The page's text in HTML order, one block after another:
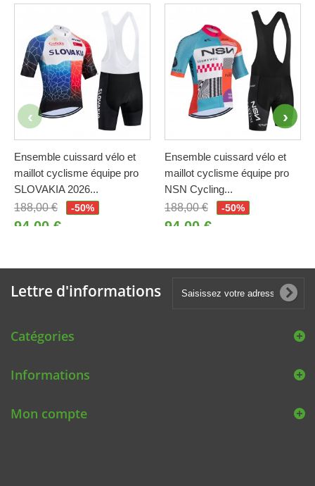
Ensemble cuissard vélo et
maillot cyclisme équipe pro
SLOVAKIA 2026...
188,00 €
-50%
94,00 €
Ensemble cuissard vélo et
maillot cyclisme équipe pro
NSN Cycling...
188,00 €
-50%
94,00 €
Lettre d'informations
Catégories
Informations
Mon compte